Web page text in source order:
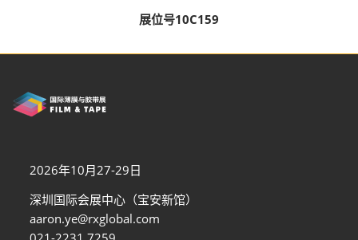
展位号10C159
2026年10月27-29日
深圳国际会展中心（宝安新馆）
aaron.ye@rxglobal.com